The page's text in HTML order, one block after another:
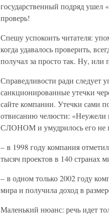
государственный подряд ушел
проверь!
Спешу успокоить читателя:
когда удавалось проверить,
получал за просто так. Ну, или
Справедливости ради следует
санкционированные утечки
сайте компании. Утечки сами
отвисанию челюсти:
СЛОНОМ и умудрилось его не
– в 1998 году компания
тысяч проектов в 140 странах
– в одном только 2002 году
мира и получила доход в
Маленький нюанс: речь идет